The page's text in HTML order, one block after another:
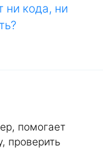
ни кода, ни
помогает
проверить